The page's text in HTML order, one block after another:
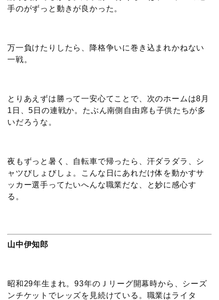
手のがずっと動きが良かった。
万一負けたりしたら、降格争いに巻き込まれかねない
一戦。
とりあえずは勝って一安心てことで、次のホームは8月
1日、5日の連戦か。たぶん南側自由席も子供たちが多
いだろうな。
夜もずっと暑く、自転車で帰ったら、汗ダラダラ、シ
ャツびしょびしょ。こんな日にあれだけ体を動かすサ
ッカー選手ってたいへんな職業だな、と妙に感心す
る。
山中伊知郎
昭和29年生まれ。93年のＪリーグ開幕時から、シーズ
ンチケットでレッズを見続けている。職業はライタ